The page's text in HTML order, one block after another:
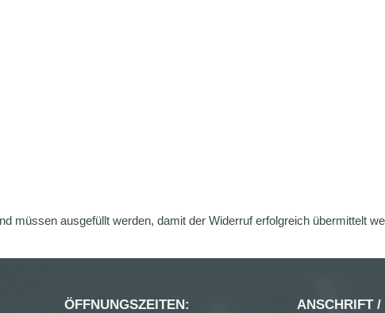
müssen ausgefüllt werden, damit der Widerruf erfolgreich übermittelt
ÖFFNUNGSZEITEN: ANSCHRIFT /